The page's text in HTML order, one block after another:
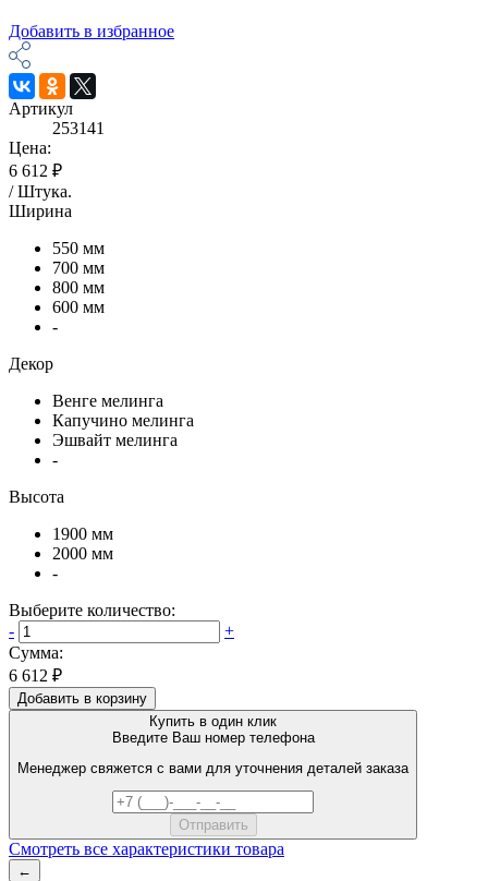
Добавить в избранное
Артикул
253141
Цена:
6 612 ₽
/Штука.
Ширина
550 мм
700 мм
800 мм
600 мм
-
Декор
Венге мелинга
Капучино мелинга
Эшвайт мелинга
-
Высота
1900 мм
2000 мм
-
Выберите количество:
-
+
Сумма:
6 612 ₽
Добавить в корзину
Купить в один клик
Введите Ваш номер телефона
Менеджер свяжется с вами для уточнения деталей заказа
Смотреть все характеристики товара
←